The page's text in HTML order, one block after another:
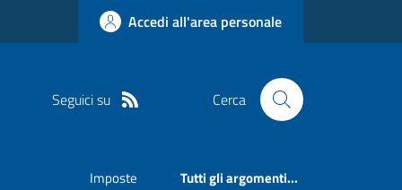
Accedi all'area personale
Seguici su Cerca
Imposte Tutti gli argomenti...